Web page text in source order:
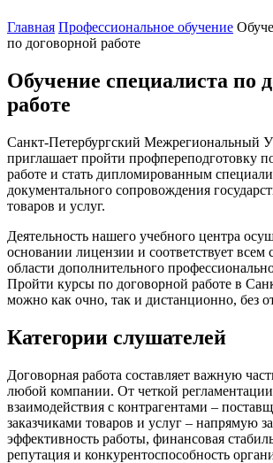
Главная Профессиональное обучение
по договорной работе
Обучение специалиста по
работе
Санкт-Петербургский Межрегиональный
приглашает пройти профпереподготовку
работе и стать дипломированным
документального сопровождения
товаров и услуг.
Деятельность нашего учебного центра
основании лицензии и соответствует всем
области дополнительного
Пройти курсы по договорной работе в
можно как очно, так и дистанционно, без
Категории слушателей
Договорная работа составляет важную
любой компании. От четкой
взаимодействия с контрагентами –
заказчиками товаров и услуг – напрямую
эффективность работы, финансовая
репутация и конкурентоспособность